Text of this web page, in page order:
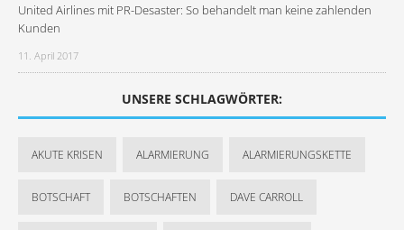
United Airlines mit PR-Desaster: So behandelt man keine zahlenden
Kunden
11. April 2017
UNSERE SCHLAGWÖRTER:
AKUTE KRISEN ALARMIERUNG ALARMIERUNGSKETTE
BOTSCHAFT BOTSCHAFTEN DAVE CARROLL